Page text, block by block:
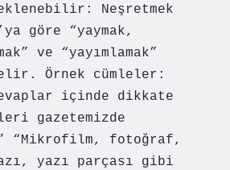
Neşretmek
göre “yaymak,
ve “yayımlamak”
Örnek cümleler:
içinde dikkate
gazetemizde
“Mikrofilm, fotoğraf,
yazı parçası gibi